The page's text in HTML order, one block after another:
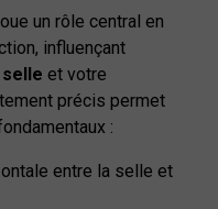
un rôle central en
influençant
et votre
précis permet
:
entre la selle et